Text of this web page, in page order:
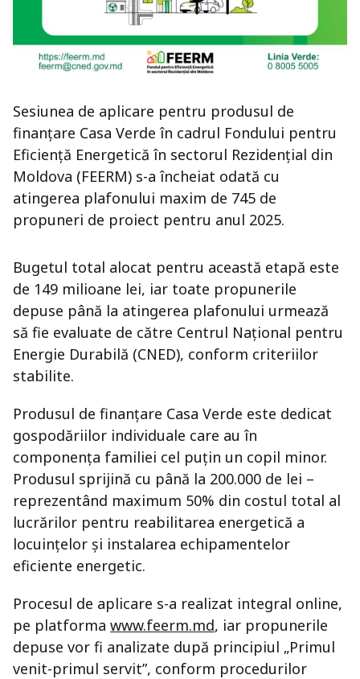
Sesiunea de aplicare pentru produsul de
finanțare Casa Verde în cadrul Fondului pentru
Eficiență Energetică în sectorul Rezidențial din
Moldova (FEERM) s-a încheiat odată cu
atingerea plafonului maxim de 745 de
propuneri de proiect pentru anul 2025.
Bugetul total alocat pentru această etapă este
de 149 milioane lei, iar toate propunerile
depuse până la atingerea plafonului urmează
să fie evaluate de către Centrul Național pentru
Energie Durabilă (CNED), conform criteriilor
stabilite.
Produsul de finanțare Casa Verde este dedicat
gospodăriilor individuale care au în
componența familiei cel puțin un copil minor.
Produsul sprijină cu până la 200.000 de lei –
reprezentând maximum 50% din costul total al
lucrărilor pentru reabilitarea energetică a
locuințelor și instalarea echipamentelor
eficiente energetic.
Procesul de aplicare s-a realizat integral online,
pe platforma www.feerm.md, iar propunerile
depuse vor fi analizate după principiul „Primul
venit-primul servit”, conform procedurilor